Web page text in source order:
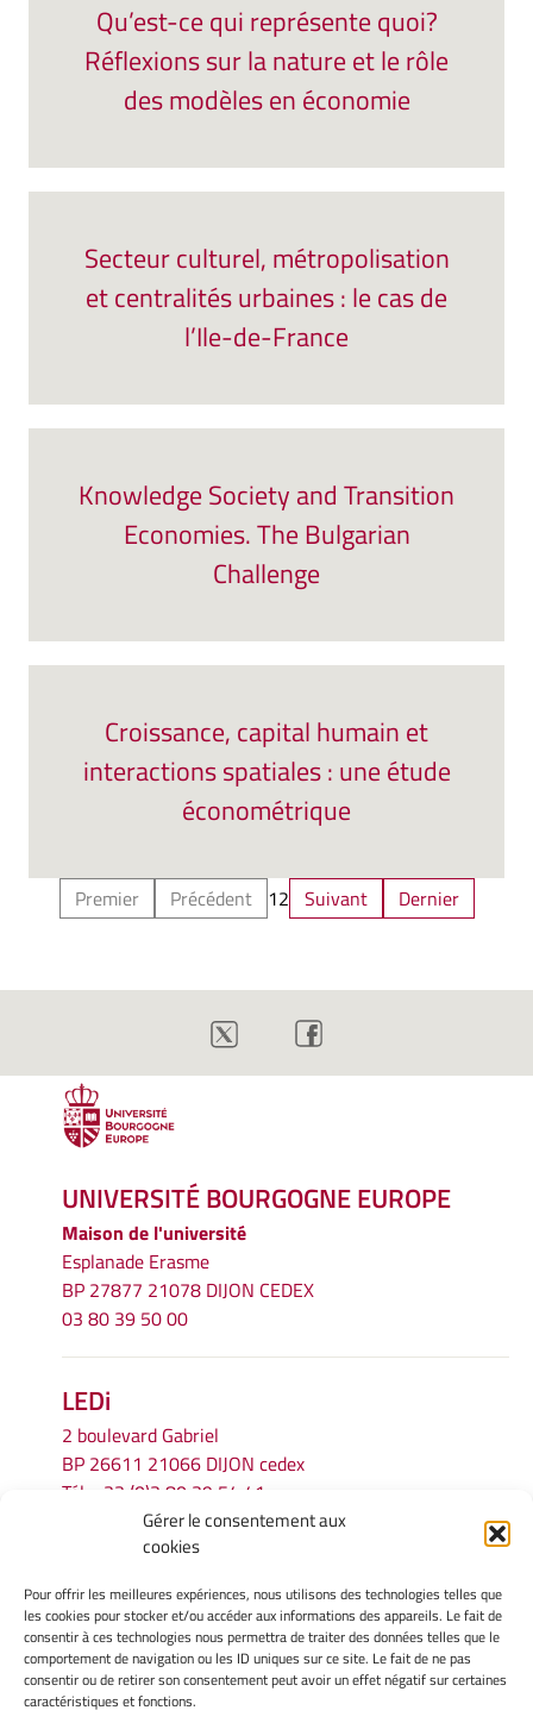
Gérer le consentement aux
cookies
Pour offrir les meilleures expériences, nous utilisons des technologies telles que
les cookies pour stocker et/ou accéder aux informations des appareils. Le fait de
consentir à ces technologies nous permettra de traiter des données telles que le
comportement de navigation ou les ID uniques sur ce site. Le fait de ne pas
consentir ou de retirer son consentement peut avoir un effet négatif sur certaines
caractéristiques et fonctions.
Qu’est-ce qui représente quoi?
Réflexions sur la nature et le rôle
des modèles en économie
Secteur culturel, métropolisation
et centralités urbaines : le cas de
l’Ile-de-France
Knowledge Society and Transition
Economies. The Bulgarian
Challenge
Croissance, capital humain et
interactions spatiales : une étude
économétrique
Premier Précédent 12 Suivant Dernier
UNIVERSITÉ BOURGOGNE EUROPE
Maison de l'université
Esplanade Erasme
BP 27877 21078 DIJON CEDEX
03 80 39 50 00
LEDi
2 boulevard Gabriel
BP 26611 21066 DIJON cedex
Tél.
+33 (0)3 80 39 54 41
secretariat.ledi@u-bourgogne.fr
INFORMATIONS LÉGALES
Mentions légales
Gérer mes cookies
Politique de cookies